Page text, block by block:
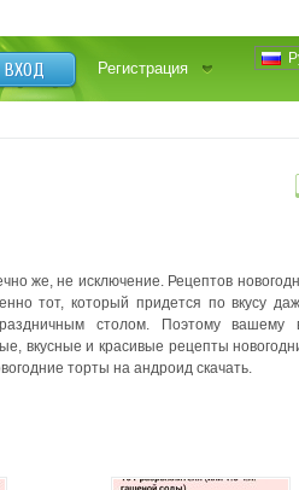
ВХОД Регистрация
же, не исключение. Рецептов
тот, который придется по вкусу
столом. Поэтому вашему
вкусные и красивые рецепты
торты на андроид скачать.